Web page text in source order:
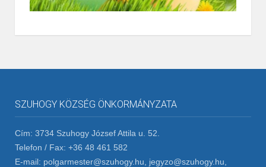
SZUHOGY KÖZSÉG ÖNKORMÁNYZATA
Cím: 3734 Szuhogy József Attila u. 52.
Telefon / Fax: +36 48 461 582
E-mail: polgarmester@szuhogy.hu, jegyzo@szuhogy.hu,